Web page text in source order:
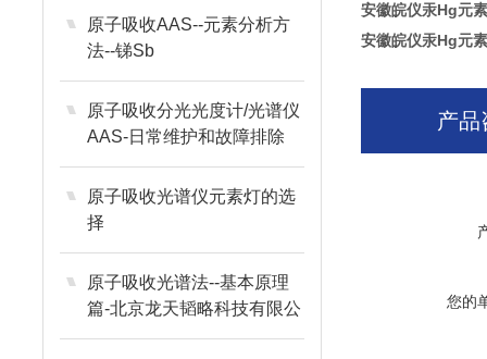
原子吸收AAS--元素分析方
法--锑Sb
原子吸收分光光度计/光谱仪
AAS-日常维护和故障排除
原子吸收光谱仪元素灯的选
择
原子吸收光谱法--基本原理
篇-北京龙天韬略科技有限公
司
安徽皖仪汞Hg元
安徽皖仪汞Hg元
产品
您的